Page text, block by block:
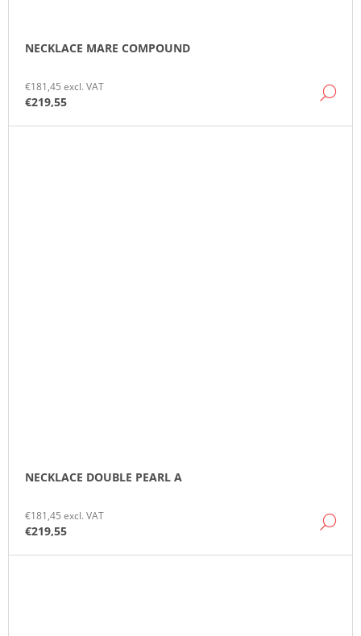
NECKLACE MARE COMPOUND
€181,45 excl. VAT
€219,55
NECKLACE DOUBLE PEARL A
€181,45 excl. VAT
€219,55